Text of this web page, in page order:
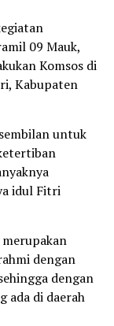
09 Mauk,
Komsos di
Kabupaten
untuk
idul Fitri
merupakan
dengan
dengan
ada di daerah